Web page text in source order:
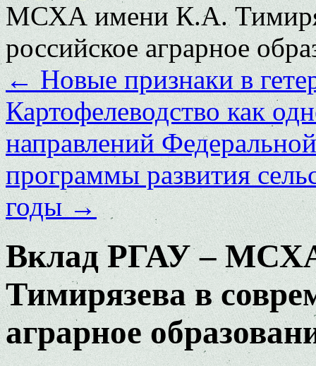
МСХА имени К.А.
российское аграрное
←Новые признаки в
Картофелеводство как
направлений
программы развития
годы→
Вклад РГАУ –
Тимирязева в
аграрное